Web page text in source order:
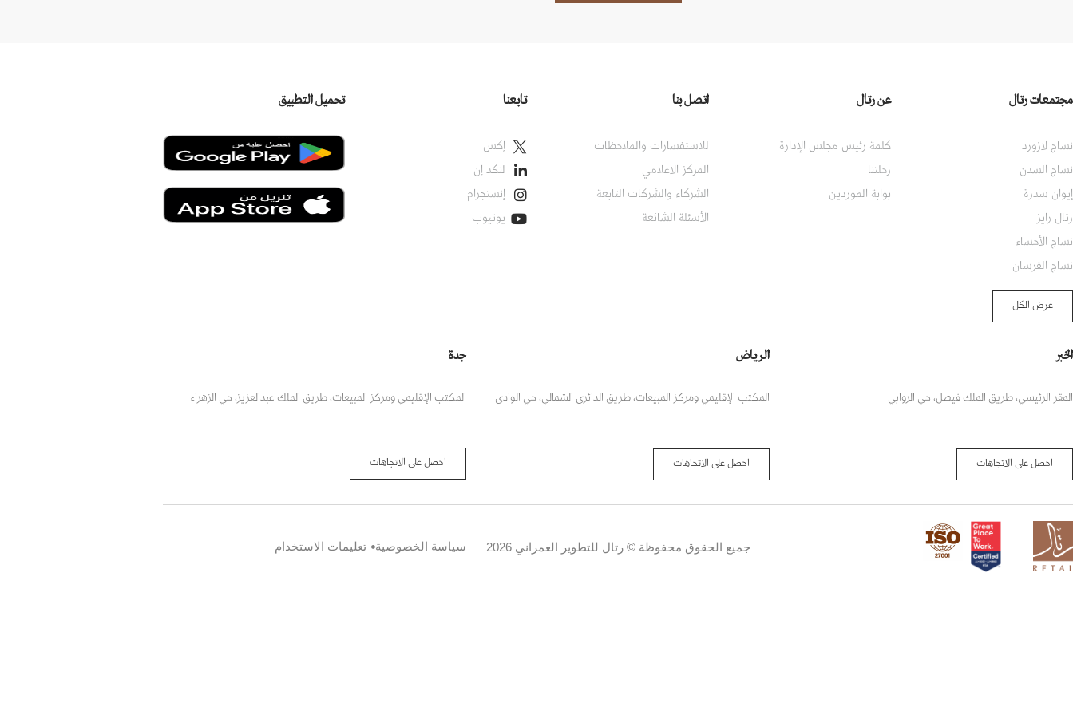
مجتمعات رتال
نساج لازورد
نساج السدن
إيوان سدرة
رتال رايز
نساج الأحساء
نساج الفرسان
عرض الكل
عن رتال
كلمة رئيس مجلس الإدارة
رحلتنا
بوابة الموردين
اتصل بنا
للاستفسارات والملاحظات
المركز الاعلامي
الشركاء والشركات التابعة
الأسئلة الشائعة
تابعنا
إكس
لنكد إن
إنستجرام
يوتيوب
تحميل التطبيق
الخبر
المقر الرئيسي، طريق الملك فيصل، حي الروابي
احصل على الاتجاهات
الرياض
المكتب الإقليمي ومركز المبيعات، طريق الدائري الشمالي، حي الوادي
احصل على الاتجاهات
جدة
المكتب الإقليمي ومركز المبيعات، طريق الملك عبدالعزيز، حي الزهراء
احصل على الاتجاهات
جميع الحقوق محفوظة © رتال للتطوير العمراني 2026 سياسة الخصوصية تعليمات الاستخدام